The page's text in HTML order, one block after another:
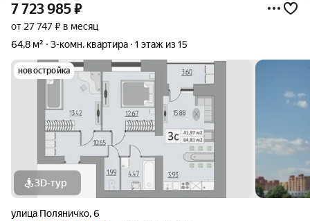
7 723 985₽
от 27 747 ₽ в месяц
64,8 м²
3-комн. квартира 1 этаж из 15
новостройка
3D-тур
улица Поляничко,6